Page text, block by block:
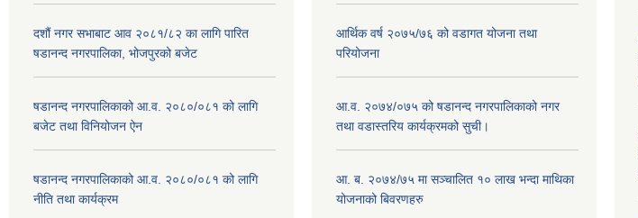
दशौं नगर सभाबाट आव २०८१/८२ का लागि पारित
षडानन्द नगरपालिका, भोजपुरको बजेट
षडानन्द नगरपालिकाको आ.व. २०८०/०८१ को लागि
बजेट तथा विनियोजन ऐन
षडानन्द नगरपालिकाको आ.व. २०८०/०८१ को लागि
नीति तथा कार्यक्रम
आर्थिक वर्ष २०७५/७६ को वडागत योजना तथा
परियोजना
आ.व. २०७४/०७५ को षडानन्द नगरपालिकाको नगर
तथा वडास्तरिय कार्यक्रमको सुची।
आ. ब. २०७४/७५ मा सञ्चालित १० लाख भन्दा माथिका
योजनाको बिवरणहरु